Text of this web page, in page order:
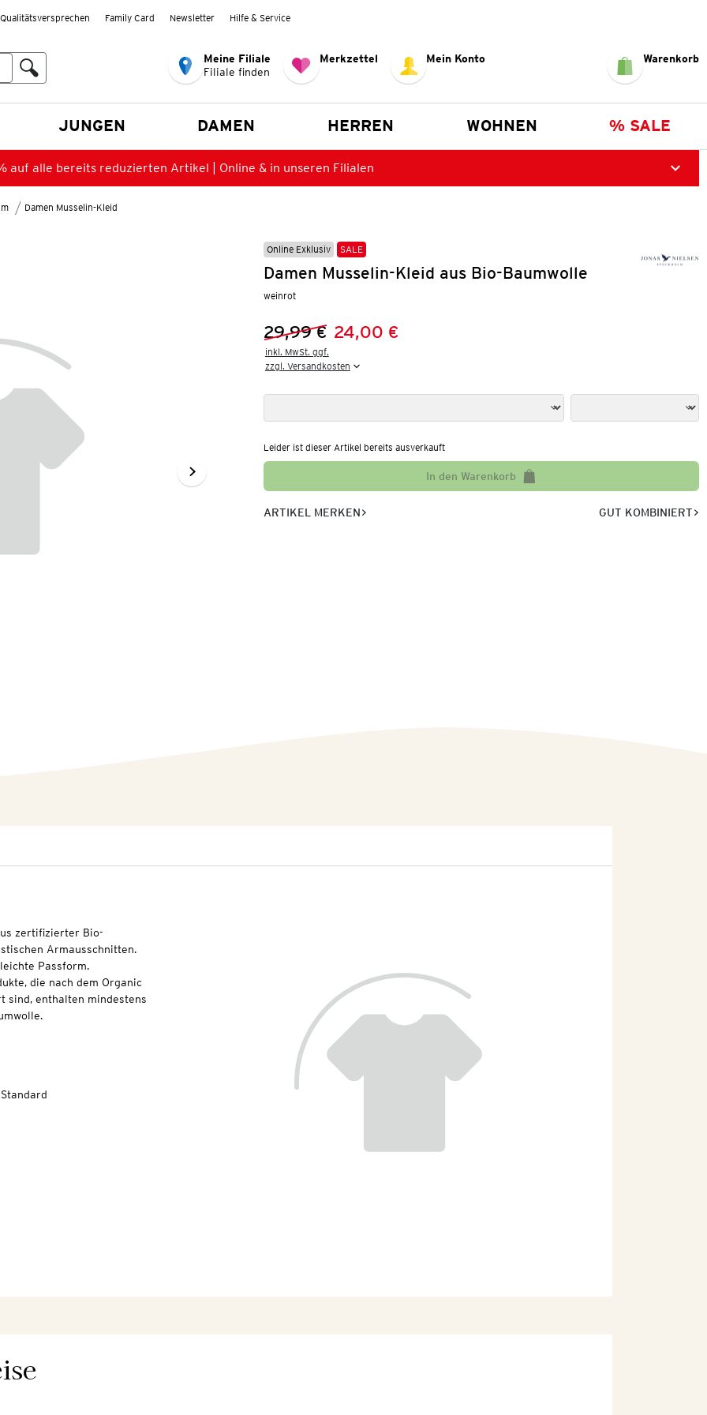
Qualitätsversprechen Family Card Newsletter Hilfe & Service
Meine Filiale
Filiale finden
Merkzettel Mein Konto Warenkorb
JUNGEN DAMEN HERREN WOHNEN % SALE
auf alle bereits reduzierten Artikel | Online & in unseren Filialen
Damen Musselin-Kleid
Online Exklusiv SALE
Damen Musselin-Kleid aus Bio-Baumwolle
weinrot
Vorheriger Preis:
29,99 €
Neuer Preis:24,00 €
inkl. MwSt. ggf.
zzgl. Versandkosten
Leider ist dieser Artikel bereits ausverkauft
In den Warenkorb
ARTIKEL MERKEN GUT KOMBINIERT
zertifizierter Bio-
Armausschnitten.
Passform.
die nach dem Organic
sind, enthalten mindestens